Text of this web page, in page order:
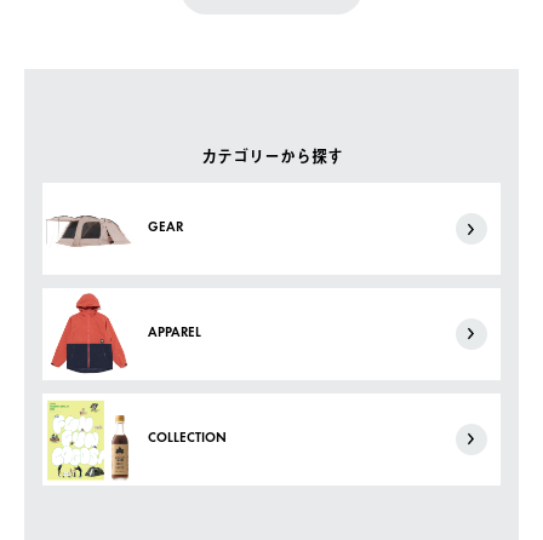
カテゴリーから探す
GEAR
APPAREL
COLLECTION